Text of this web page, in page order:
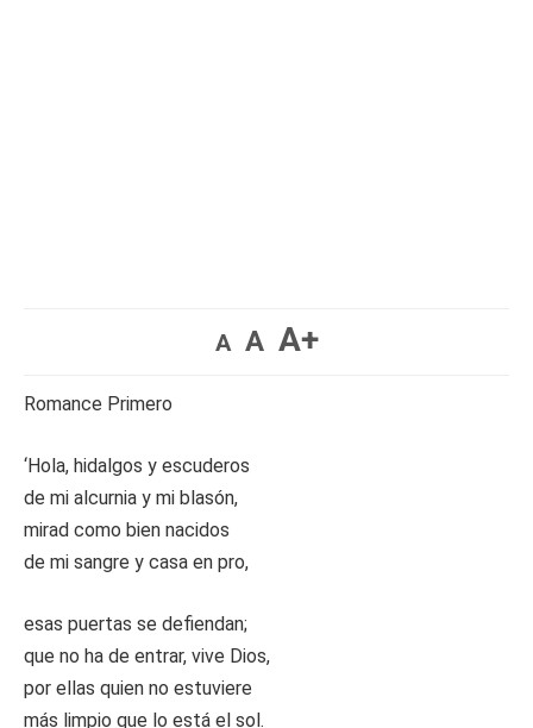
A A A+
Romance Primero
‘Hola, hidalgos y escuderos
de mi alcurnia y mi blasón,
mirad como bien nacidos
de mi sangre y casa en pro,
esas puertas se defiendan;
que no ha de entrar, vive Dios,
por ellas quien no estuviere
más limpio que lo está el sol.